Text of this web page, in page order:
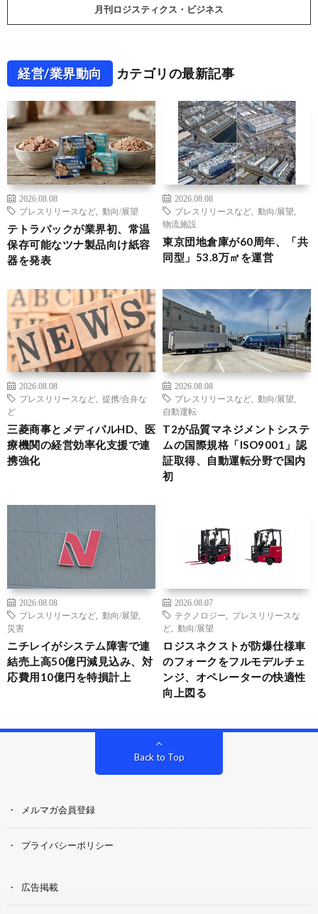
月刊ロジスティクス・ビジネス
経営/業界動向 カテゴリの最新記事
2026.08.08
プレスリリースなど
動向/展望
テトラパックが業界初、常温
保存可能なツナ製品向け紙容
器を発表
2026.08.08
プレスリリースなど
動向/展望
物流施設
東京団地倉庫が60周年、「共
同型」53.8万㎡を運営
2026.08.08
プレスリリースなど
提携/合弁な
ど
三菱商事とメディパルHD、医
療機関の経営効率化支援で連
携強化
2026.08.08
プレスリリースなど
動向/展望
自動運転
T2が品質マネジメントシステ
ムの国際規格「ISO9001」認
証取得、自動運転分野で国内
初
2026.08.08
プレスリリースなど
動向/展望
災害
ニチレイがシステム障害で連
結売上高50億円減見込み、対
応費用10億円を特損計上
2026.08.07
テクノロジー
プレスリリースな
ど
動向/展望
ロジスネクストが防爆仕様車
のフォークをフルモデルチェ
ンジ、オペレーターの快適性
向上図る
Back to Top
メルマガ会員登録
プライバシーポリシー
広告掲載